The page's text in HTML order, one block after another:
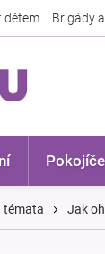
dětem Brigády
témata Jak